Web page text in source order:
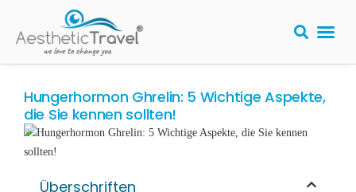
Hungerhormon Ghrelin: 5 Wichtige Aspekte,
die Sie kennen sollten!
Überschriften